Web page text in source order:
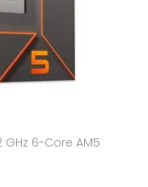
GHz 6-Core AM5